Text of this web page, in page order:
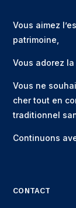
Vous aimez
patrimoine,
Vous adorez
Vous ne
cher tout en
traditionnel
Continuons
CONTACT